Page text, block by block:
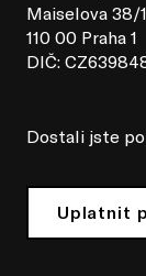
Maiselova 38/
110 00 Praha 1
DIČ:
Dostali jste
Uplatnit